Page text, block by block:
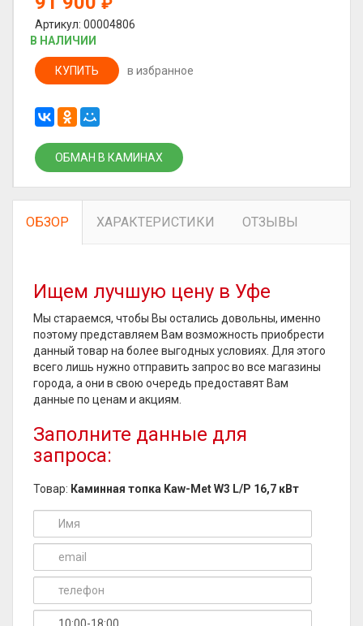
Артикул: 00004806
В НАЛИЧИИ
КУПИТЬ в избранное
ОБМАН В КАМИНАХ
ОБЗОР ХАРАКТЕРИСТИКИ ОТЗЫВЫ
Ищем лучшую цену в Уфе
Мы стараемся, чтобы Вы остались довольны, именно
поэтому представляем Вам возможность приобрести
данный товар на более выгодных условиях. Для этого
всего лишь нужно отправить запрос во все магазины
города, а они в свою очередь предоставят Вам
данные по ценам и акциям.
Заполните данные для
запроса:
Товар: Каминная топка Kaw-Met W3 L/P 16,7 кВт